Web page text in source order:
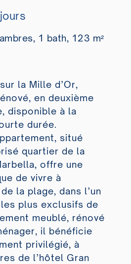
1 bath, 123 m²
la Mille d’Or,
en deuxième
disponible à la
durée.
situé
quartier de la
offre une
de vivre à
la plage, dans l’un
plus exclusifs de
meublé, rénové
il bénéficie
privilégié, à
de l’hôtel Gran